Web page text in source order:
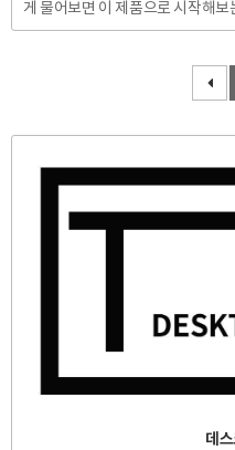
게 물어보면 이 제품으로 시작해
이다. 그만큼 오랫동안 팔려왔고,
이트 계열의 인테리어와 맥북 등
앙증맞고 이쁜 디자인으로 사랑받
데